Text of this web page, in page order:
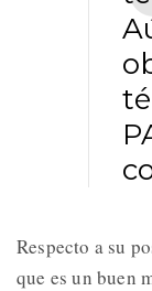
Respecto a su
que es un buen